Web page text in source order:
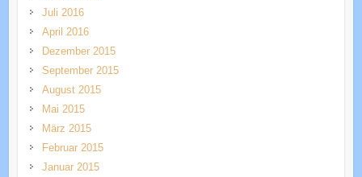
Juli 2016
April 2016
Dezember 2015
September 2015
August 2015
Mai 2015
März 2015
Februar 2015
Januar 2015